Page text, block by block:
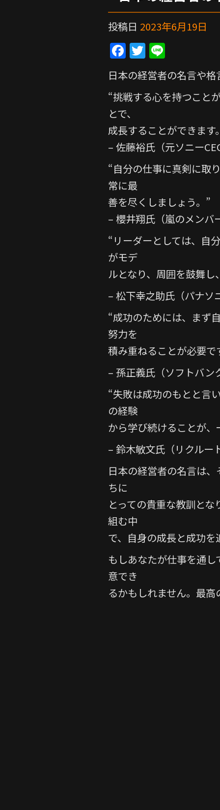
投稿日 2023年6月19日
F
a
c
e
b
o
o
k
T
w
itt
er
n
e
日本の経営者の名言や
“挑戦する心を持つこと
とで、
成長することができます
– 佐藤裕氏（元ソニー
“自分の仕事に真剣に取
常に最
善を尽くしましょう。”
– 櫻井翔氏（嵐のメンバ
“リーダーとしては、自
がモデ
ルとなり、周囲を鼓舞
– 松下幸之助氏（パナソ
“成功のためには、まず
努力を
積み重ねることが必要
– 孫正義氏（ソフトバン
“失敗は成功のもとと言
の経験
から学び続けることが
– 鈴木敏文氏（リクルー
日本の経営者の名言は
ちに
とっての貴重な教訓と
組む中
で、自身の成長と成功
もしあなたが仕事を通
意でき
るかもしれません。最